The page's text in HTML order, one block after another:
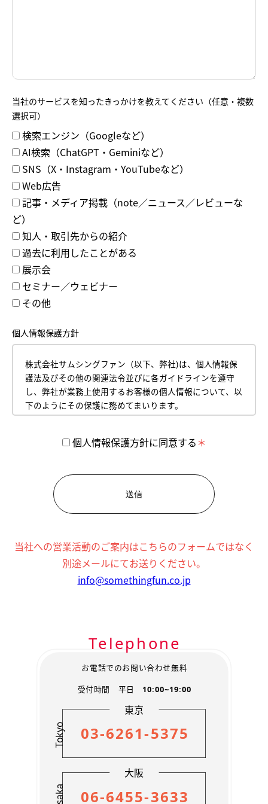
当社のサービスを知ったきっかけを教えてください（任意・複数
選択可）
検索エンジン（Googleなど）
AI検索（ChatGPT・Geminiなど）
SNS（X・Instagram・YouTubeなど）
Web広告
記事・メディア掲載（note／ニュース／レビューな
ど）
知人・取引先からの紹介
過去に利用したことがある
展示会
セミナー／ウェビナー
その他
個人情報保護方針
株式会社サムシングファン（以下、弊社)は、個人情報保
護法及びその他の関連法令並びに各ガイドラインを遵守
し、弊社が業務上使用するお客様の個人情報について、以
下のようにその保護に務めてまいります。
平成18年4月１日
代表取締役 薮本直樹
お客様からお預かりした個人情報は、弊社のプライバシ
ーポリシーに従って管理いたします。
お客様の個人情報とは、お名前、郵便番号、住所、電話
番号、生年月日、メールアドレス、クレジットカード情
お客様の個人情報は、弊社の管理するWEBサイトや広告
からのお問い合わせ時、弊社のサービスをご利用いただ
いた際に取得いたします。
【2】 個人情報の利用方法に関して
撮影業務などに際し、外部委託のスタッフ・企業に必要
な範囲で業務の一部を委託することがあります。 その際
協力会社に必要な範囲で保護措置を講じたうえで業務の
弊社求人募集にご応募頂いた方や、登録スタッフの個人
情報は、面接のご案内および選考結果・弊社からの資料
送付・各種確認連絡作業を行う際に利用します。
お客様から個人情報に関し、開示、訂正、削除、利用停
止等の要求をいただいた場合、所定の請求手続きにより、
【3】外部への個人情報開示に関して
下記の場合、お客様の個人情報を関係省庁へ開示いたし
個人情報保護方針に同意する
当社への営業活動のご案内はこちらのフォームではなく
別途メールにてお送りください。
info@somethingfun.co.jp
Telephone
お電話でのお問い合わせ無料
受付時間 平日 10:00~19:00
Tokyo
東京
03-6261-5375
Osaka
大阪
06-6455-3633